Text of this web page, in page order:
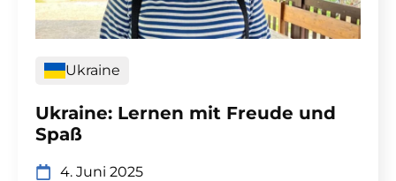
Ukraine
Ukraine: Lernen mit Freude und
Spaß
4. Juni 2025